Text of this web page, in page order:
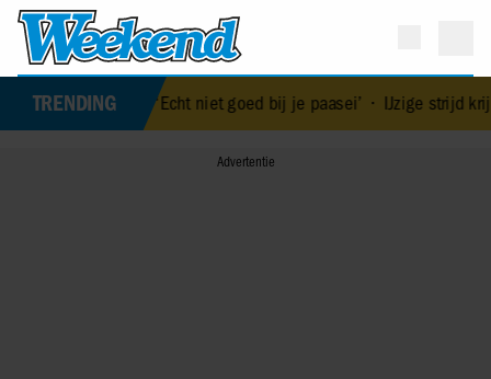
TRENDING
‘Echt niet goed bij je paasei’ •IJzige strijd krijgt bizarre